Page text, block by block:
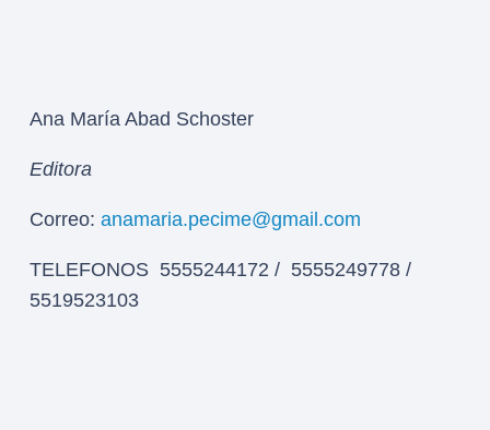
Ana María Abad Schoster
Editora
Correo: anamaria.pecime@gmail.com
TELEFONOS 5555244172 / 5555249778 /
5519523103